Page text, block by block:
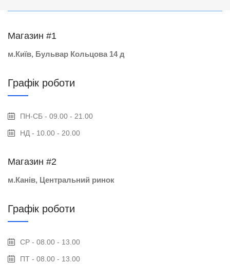
Магазин #1
м.Київ, Бульвар Кольцова 14 д
Графік роботи
ПН-СБ - 09.00 - 21.00
НД - 10.00 - 20.00
Магазин #2
м.Канів, Центральний ринок
Графік роботи
СР - 08.00 - 13.00
ПТ - 08.00 - 13.00